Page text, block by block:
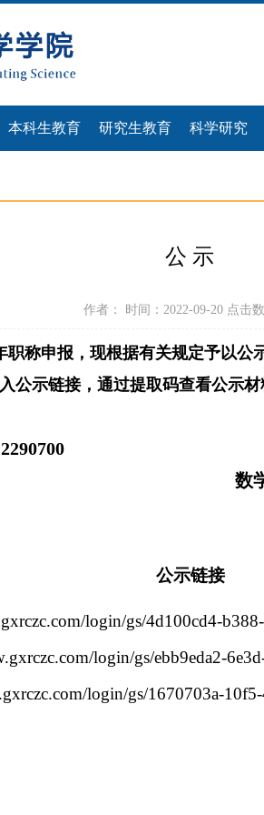
本科生教育 研究生教育 科学研究
公 示
作者： 时间：2022-09-20 点击数
职称申报，现根据有关规定予以公
公示链接，通过提取码查看公示
数
公示链接
login/gs/4d100cd4-
login/gs/ebb9eda2-
login/gs/1670703a-